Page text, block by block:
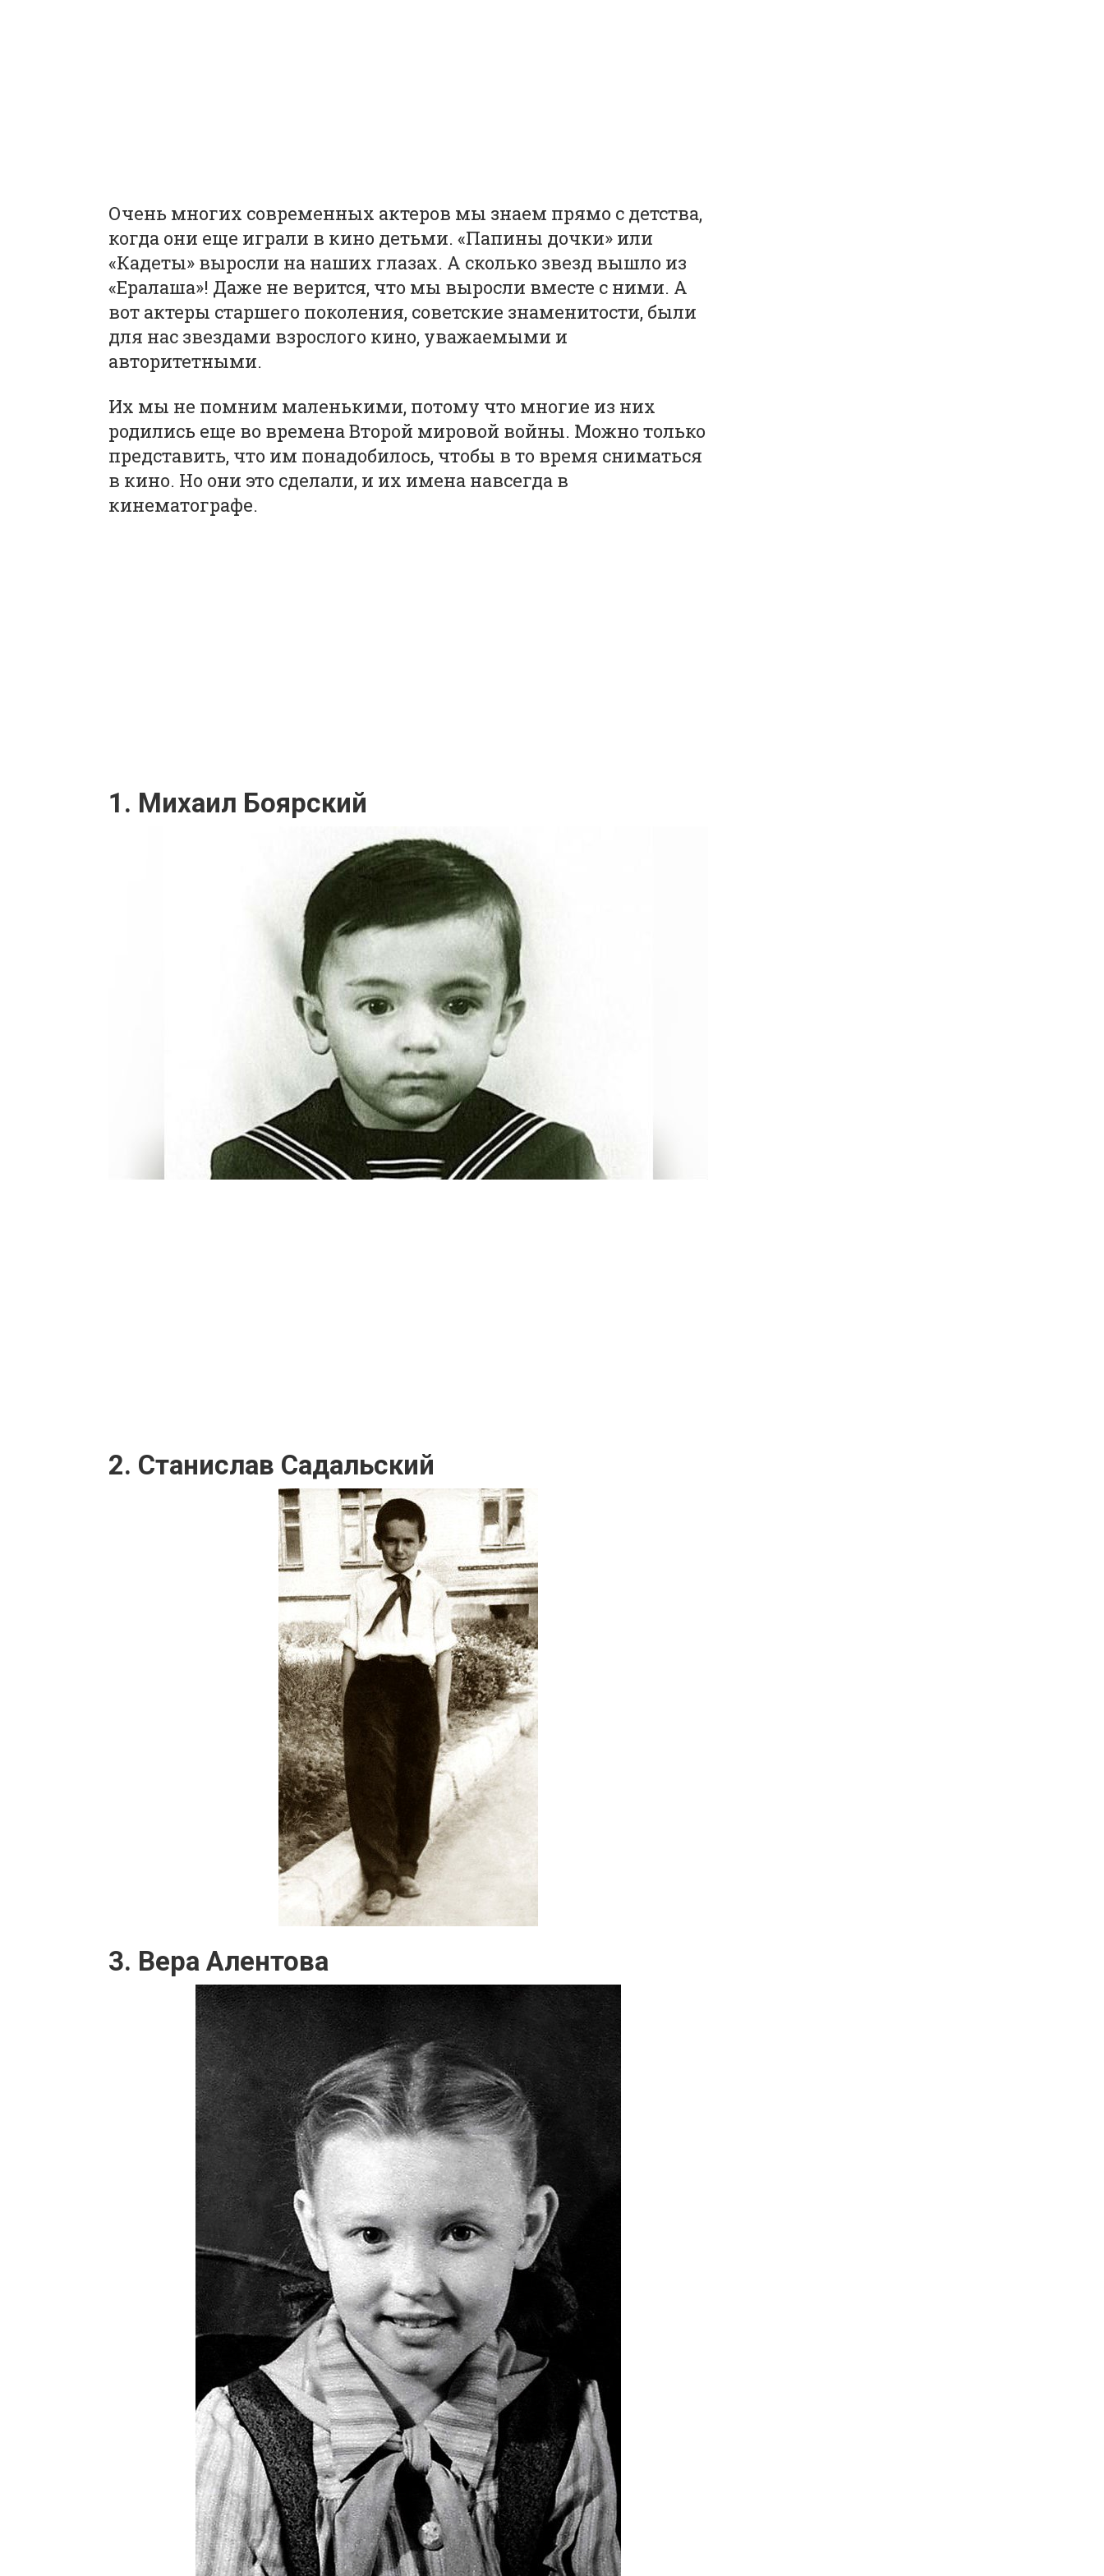
Очень многих современных актеров мы знаем прямо с детства,
когда они еще играли в кино детьми. «Папины дочки» или
«Кадеты» выросли на наших глазах. А сколько звезд вышло из
«Ералаша»! Даже не верится, что мы выросли вместе с ними. А
вот актеры старшего поколения, советские знаменитости, были
для нас звездами взрослого кино, уважаемыми и
авторитетными.
Их мы не помним маленькими, потому что многие из них
родились еще во времена Второй мировой войны. Можно только
представить, что им понадобилось, чтобы в то время сниматься
в кино. Но они это сделали, и их имена навсегда в
кинематографе.
1. Михаил Боярский
2. Станислав Садальский
3. Вера Алентова